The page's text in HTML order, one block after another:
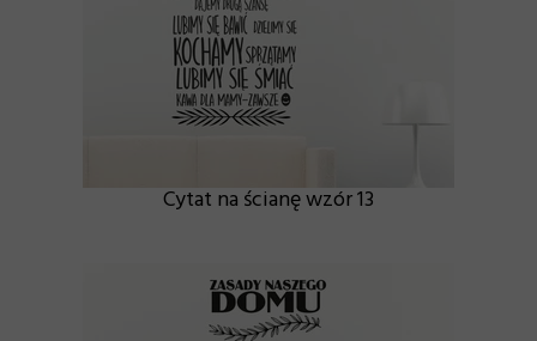
Cytat na ścianę wzór 13